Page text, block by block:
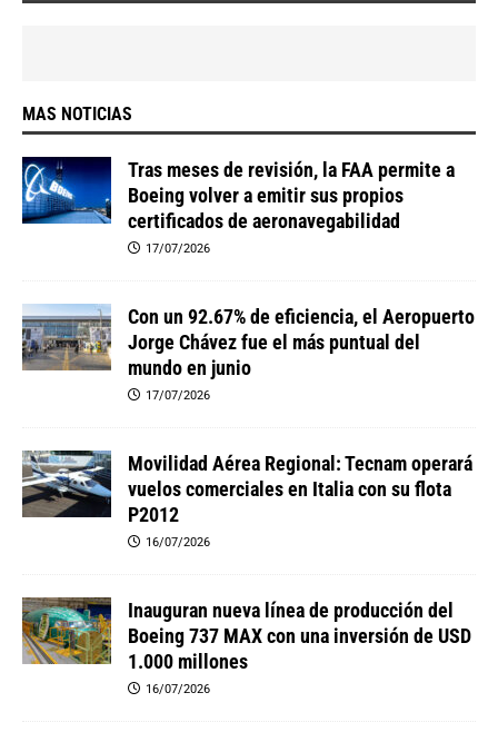
MAS NOTICIAS
Tras meses de revisión, la FAA permite a
Boeing volver a emitir sus propios
certificados de aeronavegabilidad
17/07/2026
Con un 92.67% de eficiencia, el Aeropuerto
Jorge Chávez fue el más puntual del
mundo en junio
17/07/2026
Movilidad Aérea Regional: Tecnam operará
vuelos comerciales en Italia con su flota
P2012
16/07/2026
Inauguran nueva línea de producción del
Boeing 737 MAX con una inversión de USD
1.000 millones
16/07/2026